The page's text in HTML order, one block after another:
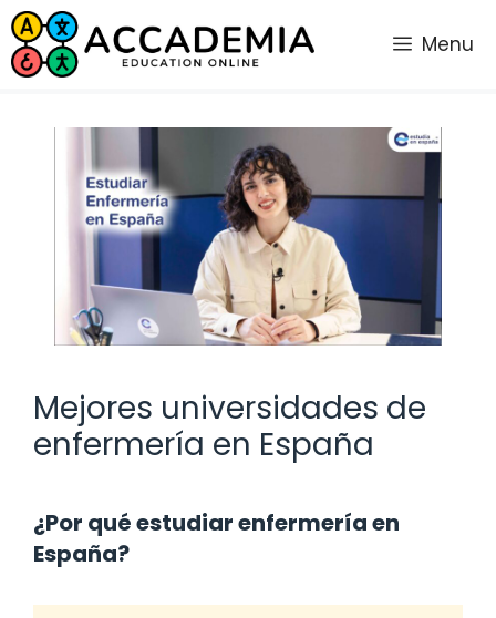
Saltar
al
contenido
Menu
Mejores universidades de
enfermería en España
¿Por qué estudiar enfermería en
España?